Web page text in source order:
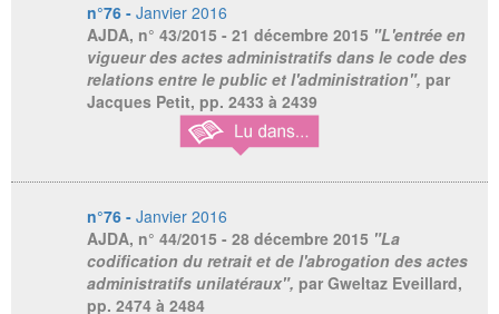
n°76 - Janvier 2016
AJDA, n° 43/2015 - 21 décembre 2015 "L'entrée en
vigueur des actes administratifs dans le code des
relations entre le public et l'administration", par
Jacques Petit, pp. 2433 à 2439
n°76 - Janvier 2016
AJDA, n° 44/2015 - 28 décembre 2015 "La
codification du retrait et de l'abrogation des actes
administratifs unilatéraux", par Gweltaz Eveillard,
pp. 2474 à 2484